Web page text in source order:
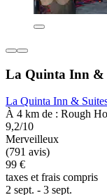
La Quinta Inn &
La Quinta Inn &
À 4 km de : Rough
9,2/10
Merveilleux
(791 avis)
99 €
taxes et frais compris
2 sept. - 3 sept.